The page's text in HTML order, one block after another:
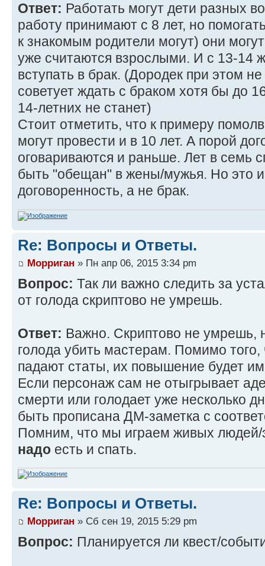
Ответ: Работать могут дети разных
работу принимают с 8 лет, но
к знакомым родители могут) они
уже считаются взрослыми. И с 13-14
вступать в брак. (Дородек при этом
советует ждать с браком хотя бы до
14-летних не станет)
Стоит отметить, что к примеру
могут провести и в 10 лет. А порой
оговариваются и раньше. Лет в семь
быть "обещан" в жены/мужья. Но это
договоренность, а не брак.
Re: Вопросы и Ответы.
Морриган » Пн апр 06, 2015 3:34 pm
Вопрос: Так ли важно следить за
от голода скриптово не умрешь.
Ответ: Важно. Скриптово не умрешь,
голода убить мастерам. Помимо того,
падают статы, их повышение будет
Если персонаж сам не отыгрывает
смерти или голодает уже несколько
быть прописана ДМ-заметка с
Помним, что мы играем живых людей/
надо есть и спать.
Re: Вопросы и Ответы.
Морриган » Сб сен 19, 2015 5:29 pm
Вопрос: Планируется ли квест/